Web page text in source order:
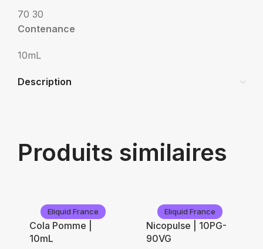
70 30
Contenance
10mL
Description
Produits similaires
Eliquid France
Cola Pomme |
10mL
Eliquid France
Nicopulse | 10PG-
90VG